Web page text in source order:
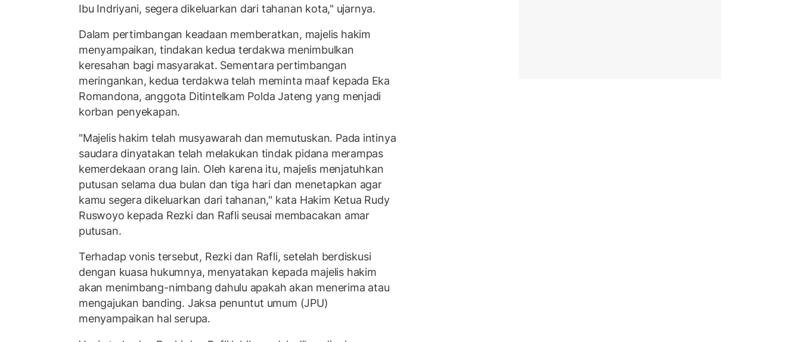
Ibu Indriyani, segera dikeluarkan dari tahanan kota," ujarnya.
Dalam pertimbangan keadaan memberatkan, majelis hakim
menyampaikan, tindakan kedua terdakwa menimbulkan
keresahan bagi masyarakat. Sementara pertimbangan
meringankan, kedua terdakwa telah meminta maaf kepada Eka
Romandona, anggota Ditintelkam Polda Jateng yang menjadi
korban penyekapan.
"Majelis hakim telah musyawarah dan memutuskan. Pada intinya
saudara dinyatakan telah melakukan tindak pidana merampas
kemerdekaan orang lain. Oleh karena itu, majelis menjatuhkan
putusan selama dua bulan dan tiga hari dan menetapkan agar
kamu segera dikeluarkan dari tahanan," kata Hakim Ketua Rudy
Ruswoyo kepada Rezki dan Rafli seusai membacakan amar
putusan.
Terhadap vonis tersebut, Rezki dan Rafli, setelah berdiskusi
dengan kuasa hukumnya, menyatakan kepada majelis hakim
akan menimbang-nimbang dahulu apakah akan menerima atau
mengajukan banding. Jaksa penuntut umum (JPU)
menyampaikan hal serupa.